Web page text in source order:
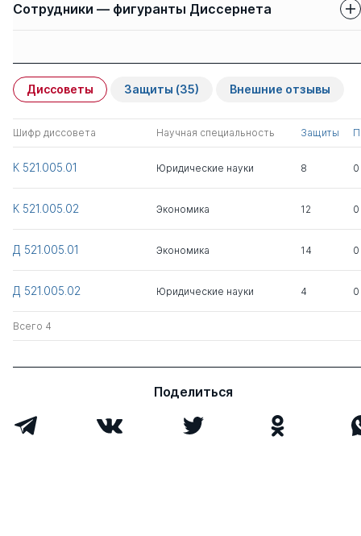
Сотрудники — фигуранты Диссернета
Красиков Юрий
Алексеевич
Диссоветы Защиты (35) Внешние отзывы
Шифр диссовета Научная специальность Защиты
К 521.005.01 Юридические науки 8 0
К 521.005.02 Экономика 12 0
Д 521.005.01 Экономика 14 0
Д 521.005.02 Юридические науки 4 0
Всего 4
Поделиться